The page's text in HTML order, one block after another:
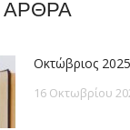
ΑΡΘΡΑ
Οκτώβριος 2025
16 Οκτωβρίου